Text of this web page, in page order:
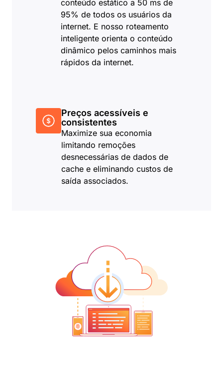
conteúdo estático a 50 ms de
95% de todos os usuários da
internet. E nosso roteamento
inteligente orienta o conteúdo
dinâmico pelos caminhos mais
rápidos da internet.
Preços acessíveis e
consistentes
Maximize sua economia
limitando remoções
desnecessárias de dados de
cache e eliminando custos de
saída associados.